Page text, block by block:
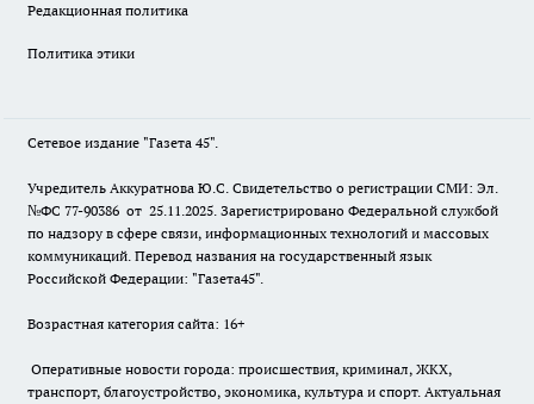
Редакционная политика
Политика этики
Сетевое издание "Газета 45".
Учредитель Аккуратнова Ю.С. Свидетельство о регистрации СМИ: Эл.
№ФС 77-90386 от 25.11.2025. Зарегистрировано Федеральной службой
по надзору в сфере связи, информационных технологий и массовых
коммуникаций. Перевод названия на государственный язык
Российской Федерации: "Газета45".
Возрастная категория сайта: 16+
Оперативные новости города: происшествия, криминал, ЖКХ,
транспорт, благоустройство, экономика, культура и спорт. Актуальная